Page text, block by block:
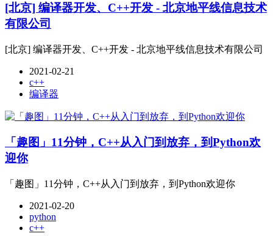
[北京] 编译器开发、C++开发 - 北京地平线信息技术
有限公司
[北京] 编译器开发、C++开发 - 北京地平线信息技术有限公司
2021-02-21
c++
编译器
「趣图」11分钟，C++从入门到放弃，到Python欢
迎你
「趣图」11分钟，C++从入门到放弃，到Python欢迎你
2021-02-20
python
c++